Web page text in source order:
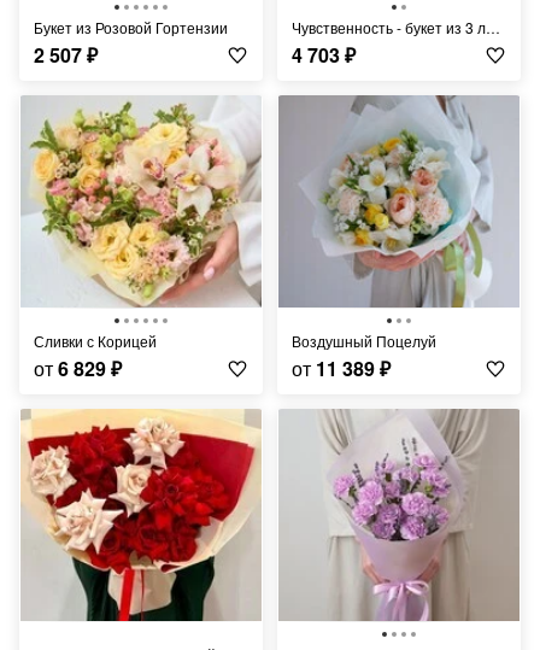
Букет из Розовой Гортензии
2 507₽
Чувственность - букет из 3 лилий в упаковке
4 703₽
Сливки с Корицей
от6 829₽
Воздушный Поцелуй
от 11 389₽